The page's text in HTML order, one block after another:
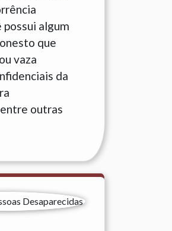
possui algum
que
vaza
da
outras